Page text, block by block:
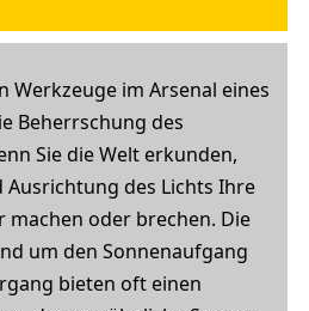
Werkzeuge im Arsenal eines
Beherrschung des
Sie die Welt erkunden,
des Lichts Ihre
oder brechen. Die
um den Sonnenaufgang
bieten oft einen